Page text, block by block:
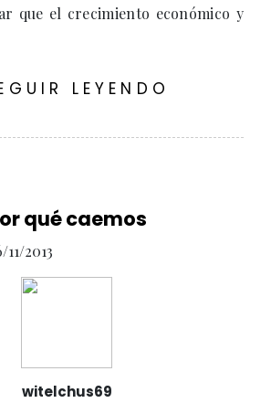
que el crecimiento económico y
LEYENDO
qué caemos
11/2013
witelchus69